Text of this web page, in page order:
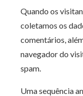
Quando os
coletamos os
comentários,
navegador do
spam.
Uma sequência